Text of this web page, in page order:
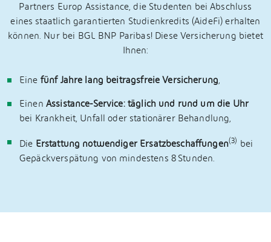
Partners Europ Assistance, die Studenten bei Abschluss
eines staatlich garantierten Studienkredits (AideFi) erhalten
können. Nur bei BGL BNP Paribas! Diese Versicherung bietet
Ihnen:
Eine fünf Jahre lang beitragsfreie Versicherung,
Einen Assistance-Service: täglich und rund um die Uhr
bei Krankheit, Unfall oder stationärer Behandlung,
Die Erstattung notwendiger Ersatzbeschaffungen(3) bei
Gepäckverspätung von mindestens 8 Stunden.